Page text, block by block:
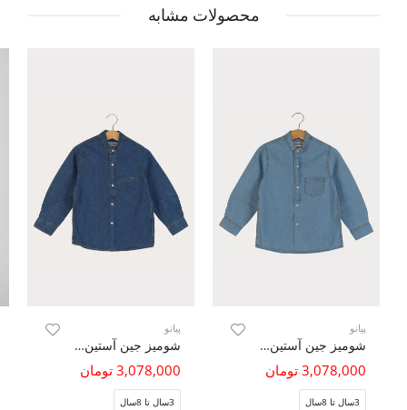
محصولات مشابه
پیانو
شومیز جین آستین بلند یقه فرانسوی
3,078,000 تومان
3سال تا 8سال
پیانو
شومیز جین آستین بلند یقه فرانسوی
3,078,000 تومان
3سال تا 8سال